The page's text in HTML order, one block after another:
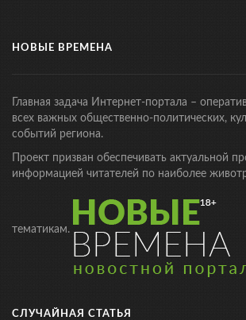
НОВЫЕ ВРЕМЕНА
Главная задача Интернет-портала –
всех важных общественно-политических,
событий региона.
Проект призван обеспечивать актуальной
информацией читателей по наиболее
тематикам.
СЛУЧАЙНАЯ СТАТЬЯ